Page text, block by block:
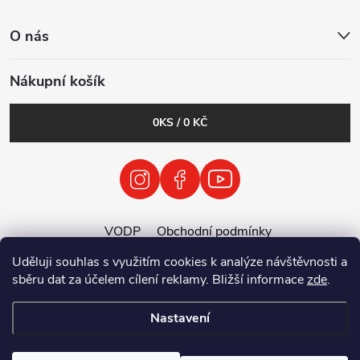
Uděluji souhlas s využitím cookies k analýze návštěvnosti a
sběru dat za účelem cílení reklamy. Bližší informacezde.
Nastavení
O nás
Nákupní košík
0KS /0 KČ
VODP
Obchodní podmínky
Zásady zpracování osobních údajů
Zpětný odběr vysloužilých elektrozařízení / baterií